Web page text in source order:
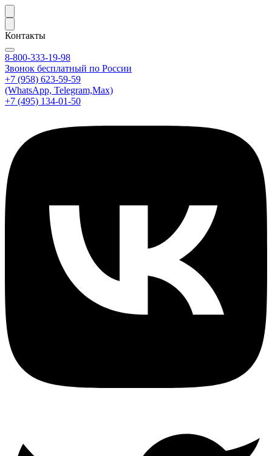
Контакты
8-800-333-19-98
Звонок бесплатный по России
+7 (958) 623-59-59
(WhatsApp, Telegram,Max)
+7 (495) 134-01-50